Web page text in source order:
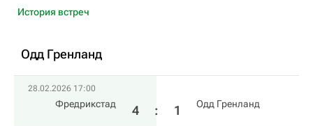
История встреч
Одд Гренланд
28.02.2026 17:00
Фредрикстад 4 : 1 Одд Гренланд